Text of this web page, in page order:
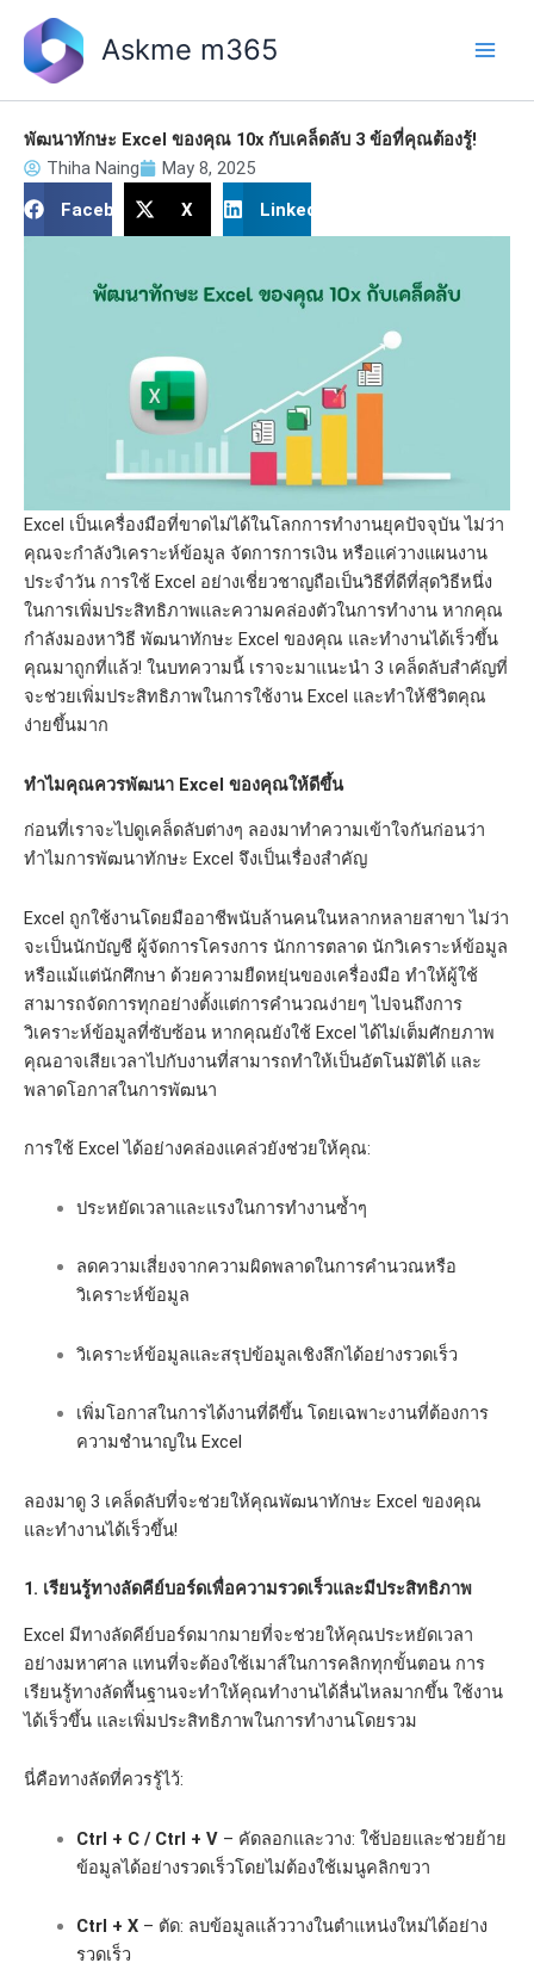
content
Askme m365
พัฒนาทักษะ Excel ของคุณ 10x กับเคล็ดลับ 3 ข้อที่คุณต้องรู้!
Thiha Naing
May 8, 2025
Facebook
X LinkedIn
Excel เป็นเครื่องมือที่ขาดไม่ได้ในโลกการทำงานยุคปัจจุบัน ไม่ว่า
คุณจะกำลังวิเคราะห์ข้อมูล จัดการการเงิน หรือแค่วางแผนงาน
ประจำวัน การใช้ Excel อย่างเชี่ยวชาญถือเป็นวิธีที่ดีที่สุดวิธีหนึ่ง
ในการเพิ่มประสิทธิภาพและความคล่องตัวในการทำงาน หากคุณ
กำลังมองหาวิธี พัฒนาทักษะ Excel ของคุณ และทำงานได้เร็วขึ้น
คุณมาถูกที่แล้ว! ในบทความนี้ เราจะมาแนะนำ 3 เคล็ดลับสำคัญที่
จะช่วยเพิ่มประสิทธิภาพในการใช้งาน Excel และทำให้ชีวิตคุณ
ง่ายขึ้นมาก
ทำไมคุณควรพัฒนา Excel ของคุณให้ดีขึ้น
ก่อนที่เราจะไปดูเคล็ดลับต่างๆ ลองมาทำความเข้าใจกันก่อนว่า
ทำไมการพัฒนาทักษะ Excel จึงเป็นเรื่องสำคัญ
Excel ถูกใช้งานโดยมืออาชีพนับล้านคนในหลากหลายสาขา ไม่ว่า
จะเป็นนักบัญชี ผู้จัดการโครงการ นักการตลาด นักวิเคราะห์ข้อมูล
หรือแม้แต่นักศึกษา ด้วยความยืดหยุ่นของเครื่องมือ ทำให้ผู้ใช้
สามารถจัดการทุกอย่างตั้งแต่การคำนวณง่ายๆ ไปจนถึงการ
วิเคราะห์ข้อมูลที่ซับซ้อน หากคุณยังใช้ Excel ได้ไม่เต็มศักยภาพ
คุณอาจเสียเวลาไปกับงานที่สามารถทำให้เป็นอัตโนมัติได้ และ
พลาดโอกาสในการพัฒนา
การใช้ Excel ได้อย่างคล่องแคล่วยังช่วยให้คุณ:
ประหยัดเวลาและแรงในการทำงานซ้ำๆ
ลดความเสี่ยงจากความผิดพลาดในการคำนวณหรือ
วิเคราะห์ข้อมูล
วิเคราะห์ข้อมูลและสรุปข้อมูลเชิงลึกได้อย่างรวดเร็ว
เพิ่มโอกาสในการได้งานที่ดีขึ้น โดยเฉพาะงานที่ต้องการ
ความชำนาญใน Excel
ลองมาดู 3 เคล็ดลับที่จะช่วยให้คุณพัฒนาทักษะ Excel ของคุณ
และทำงานได้เร็วขึ้น!
1. เรียนรู้ทางลัดคีย์บอร์ดเพื่อความรวดเร็วและมีประสิทธิภาพ
Excel มีทางลัดคีย์บอร์ดมากมายที่จะช่วยให้คุณประหยัดเวลา
อย่างมหาศาล แทนที่จะต้องใช้เมาส์ในการคลิกทุกขั้นตอน การ
เรียนรู้ทางลัดพื้นฐานจะทำให้คุณทำงานได้ลื่นไหลมากขึ้น ใช้งาน
ได้เร็วขึ้น และเพิ่มประสิทธิภาพในการทำงานโดยรวม
นี่คือทางลัดที่ควรรู้ไว้:
Ctrl + C / Ctrl + V– คัดลอกและวาง: ใช้บ่อยและช่วยย้าย
ข้อมูลได้อย่างรวดเร็วโดยไม่ต้องใช้เมนูคลิกขวา
Ctrl + X– ตัด: ลบข้อมูลแล้ววางในตำแหน่งใหม่ได้อย่าง
รวดเร็ว